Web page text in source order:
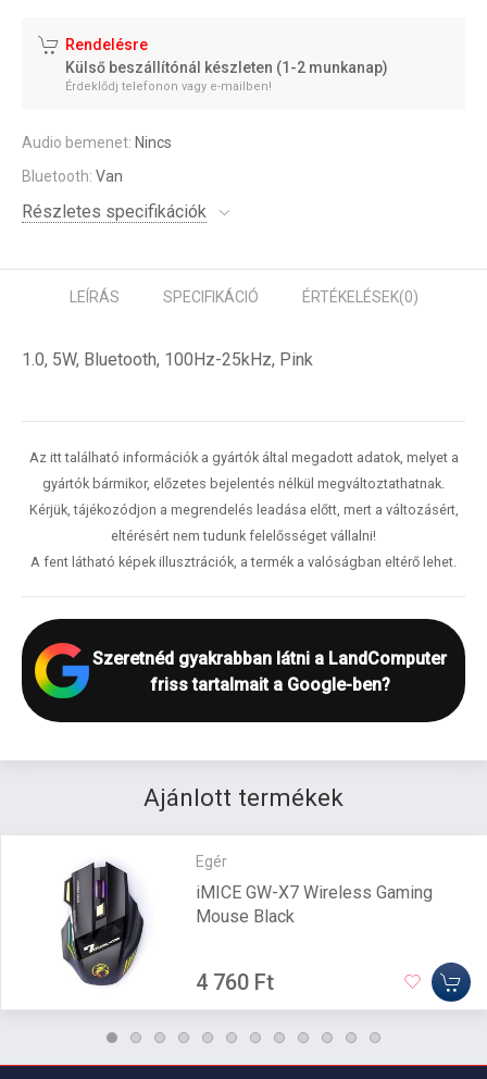
Rendelésre
Külső beszállítónál készleten (1-2 munkanap)
Érdeklődj telefonon vagy e-mailben!
Audio bemenet: Nincs
Bluetooth: Van
Részletes specifikációk
LEÍRÁS SPECIFIKÁCIÓ ÉRTÉKELÉSEK(0)
1.0, 5W, Bluetooth, 100Hz-25kHz, Pink
Az itt található információk a gyártók által megadott adatok, melyet a
gyártók bármikor, előzetes bejelentés nélkül megváltoztathatnak.
Kérjük, tájékozódjon a megrendelés leadása előtt, mert a változásért,
eltérésért nem tudunk felelősséget vállalni!
A fent látható képek illusztrációk, a termék a valóságban eltérő lehet.
Szeretnéd gyakrabban látni a LandComputer
friss tartalmait a Google-ben?
Ajánlott termékek
Egér
iMICE GW-X7 Wireless Gaming
Mouse Black
4 760 Ft